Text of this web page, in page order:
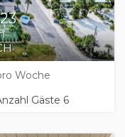
Woche
Gäste 6